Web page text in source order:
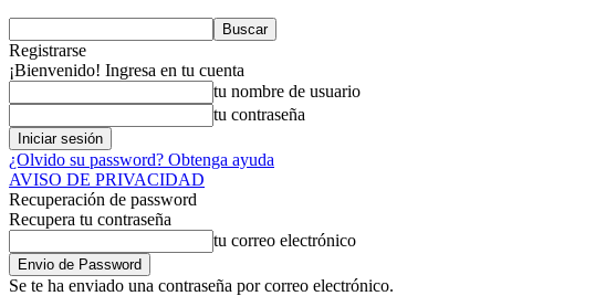
Registrarse
¡Bienvenido! Ingresa en tu cuenta
tu nombre de usuario
tu contraseña
¿Olvido su password? Obtenga ayuda
AVISO DE PRIVACIDAD
Recuperación de password
Recupera tu contraseña
tu correo electrónico
Se te ha enviado una contraseña por correo electrónico.